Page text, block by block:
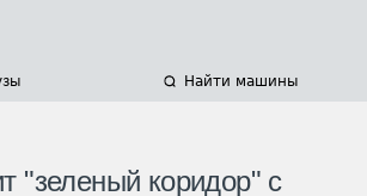
Найти машины
"зеленый коридор" с